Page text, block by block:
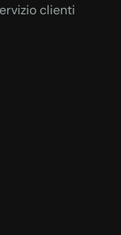
clienti